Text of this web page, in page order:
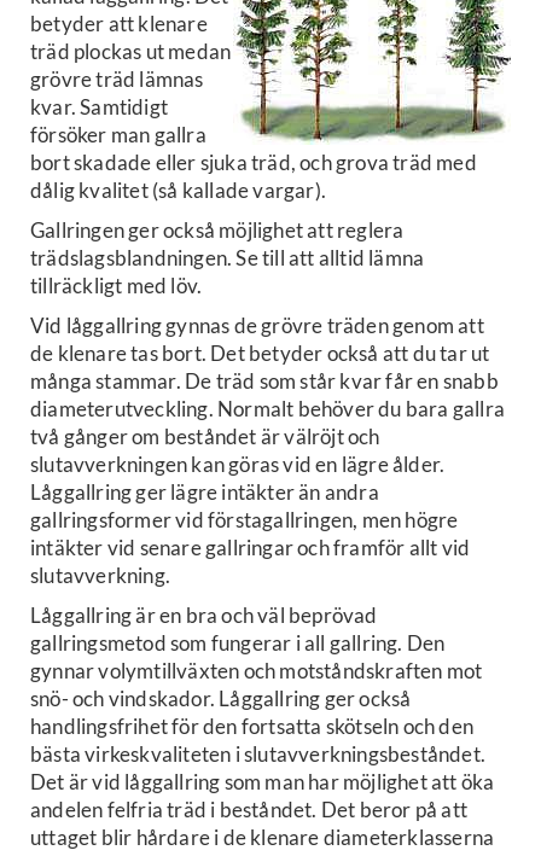
betyder att klenare
träd plockas ut medan
grövre träd lämnas
kvar. Samtidigt
försöker man gallra
bort skadade eller sjuka träd, och grova träd med
dålig kvalitet (så kallade vargar).
Gallringen ger också möjlighet att reglera
trädslagsblandningen. Se till att alltid lämna
tillräckligt med löv.
Vid låggallring gynnas de grövre träden genom att
de klenare tas bort. Det betyder också att du tar ut
många stammar. De träd som står kvar får en snabb
diameterutveckling. Normalt behöver du bara gallra
två gånger om beståndet är välröjt och
slutavverkningen kan göras vid en lägre ålder.
Låggallring ger lägre intäkter än andra
gallringsformer vid förstagallringen, men högre
intäkter vid senare gallringar och framför allt vid
slutavverkning.
Låggallring är en bra och väl beprövad
gallringsmetod som fungerar i all gallring. Den
gynnar volymtillväxten och motståndskraften mot
snö- och vindskador. Låggallring ger också
handlingsfrihet för den fortsatta skötseln och den
bästa virkeskvaliteten i slutavverkningsbeståndet.
Det är vid låggallring som man har möjlighet att öka
andelen felfria träd i beståndet. Det beror på att
uttaget blir hårdare i de klenare diameterklasserna